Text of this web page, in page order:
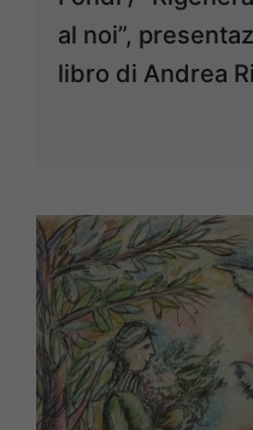
al noi”,
libro di Andrea